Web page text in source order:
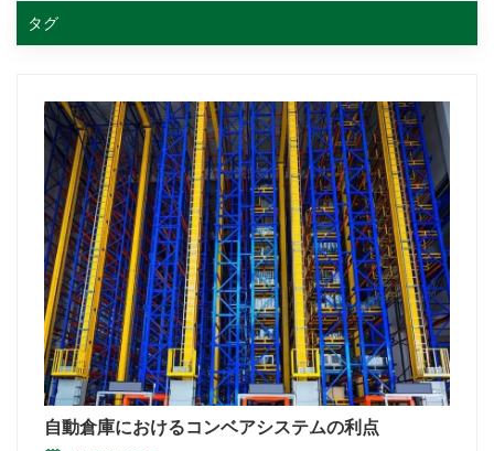
タグ
自動倉庫におけるコンベアシステムの利点